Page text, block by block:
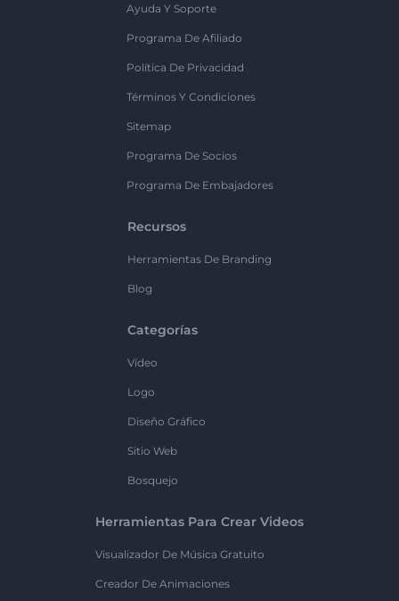
Ayuda Y Soporte
Programa De Afiliado
Política De Privacidad
Términos Y Condiciones
Sitemap
Programa De Socios
Programa De Embajadores
Recursos
Herramientas De Branding
Blog
Categorías
Vídeo
Logo
Diseño Gráfico
Sitio Web
Bosquejo
Herramientas Para Crear Videos
Visualizador De Música Gratuito
Creador De Animaciones